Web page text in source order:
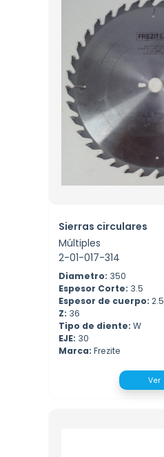
Sierras circulares
Múltiples
2-01-017-314
Diametro: 350
Espesor Corte: 3.5
Espesor de cuerpo: 2.5
Z: 36
Tipo de diente: W
EJE: 30
Marca: Frezite
Ver